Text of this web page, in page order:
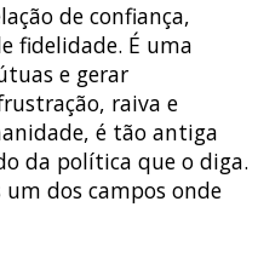
de confiança,
fidelidade. É uma
e gerar
raiva e
é tão antiga
da política que o diga.
um dos campos onde